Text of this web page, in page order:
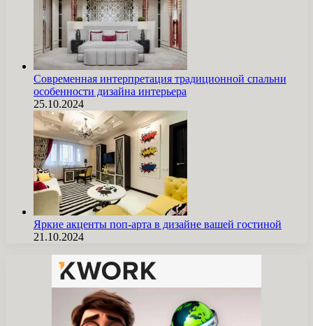
Современная интерпретация традиционной спальни
особенности дизайна интерьера
25.10.2024
Яркие акценты поп-арта в дизайне вашей гостиной
21.10.2024